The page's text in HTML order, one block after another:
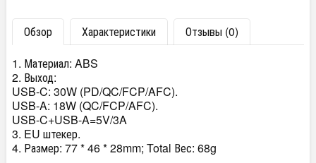
Обзор Характеристики
Отзывы (0)
1. Материал: ABS
2. Выход:
USB-C: 30W (PD/QC/FCP/AFC).
USB-A: 18W (QC/FCP/AFC).
USB-C+USB-A=5V/3A
3. EU штекер.
4. Размер: 77 * 46 * 28mm; Total Вес: 68g